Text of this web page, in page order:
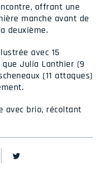
offrant une
manche avant de
deuxième.
avec 15
Julia Lanthier (9
(11 attaques)
avec brio, récoltant